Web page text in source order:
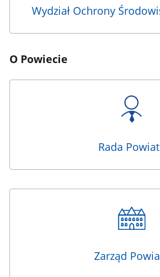
Wydział Ochrony
O Powiecie
Rada
Zarząd